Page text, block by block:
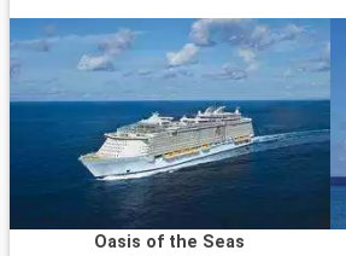
Oasis of the Seas